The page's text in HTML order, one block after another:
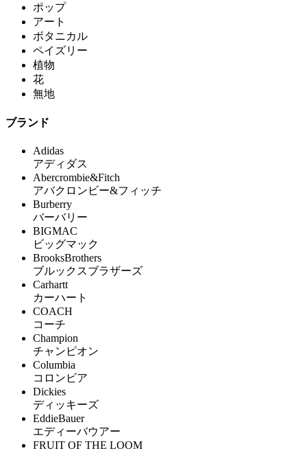
ポップ
アート
ボタニカル
ペイズリー
植物
花
無地
ブランド
Adidas
アディダス
Abercrombie&Fitch
アバクロンビー&フィッチ
Burberry
バーバリー
BIGMAC
ビッグマック
BrooksBrothers
ブルックスブラザーズ
Carhartt
カーハート
COACH
コーチ
Champion
チャンピオン
Columbia
コロンビア
Dickies
ディッキーズ
EddieBauer
エディーバウアー
FRUIT OF THE LOOM